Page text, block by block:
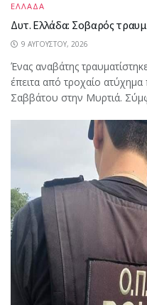
ΕΛΛΑΔΑ
Δυτ. Ελλάδα: Σοβαρός
9 ΑΥΓΟΎΣΤΟΥ, 2026
Ένας αναβάτης
έπειτα από τροχαίο
Σαββάτου στην Μυρτιά.